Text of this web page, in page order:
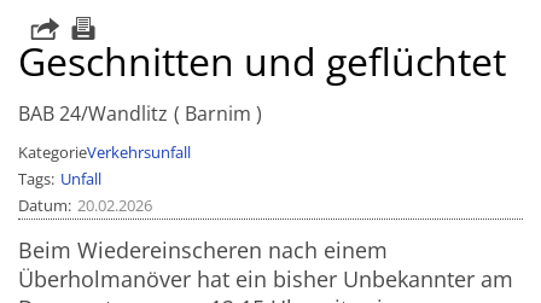
Geschnitten und geflüchtet
BAB 24/Wandlitz Barnim
KategorieVerkehrsunfall
Tags Unfall
Datum 20.02.2026
Beim Wiedereinscheren nach einem
Überholmanöver hat ein bisher Unbekannter am